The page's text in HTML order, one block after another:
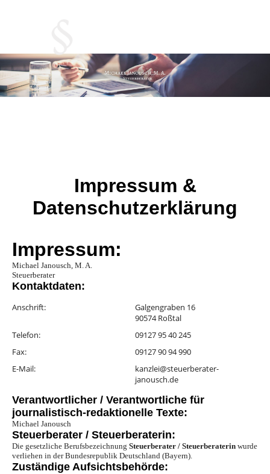
Impressum &
Datenschutzerklärung
Impressum:
Michael Janousch, M. A.
Steuerberater
Kontaktdaten:
Anschrift:
Galgengraben 16
90574 Roßtal
Telefon:
09127 95 40 245
Fax:
09127 90 94 990
E-Mail:
kanzlei@steuerberater-
janousch.de
Verantwortlicher / Verantwortliche für
journalistisch-redaktionelle Texte:
Michael Janousch
Steuerberater / Steuerberaterin:
Die gesetzliche Berufsbezeichnung Steuerberater / Steuerberaterin wurde
verliehen in der Bundesrepublik Deutschland (Bayern).
Zuständige Aufsichtsbehörde: